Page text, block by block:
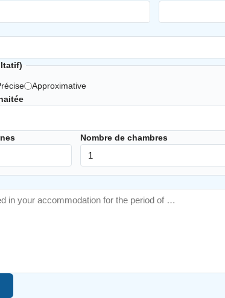
Approximative
Nombre de chambres